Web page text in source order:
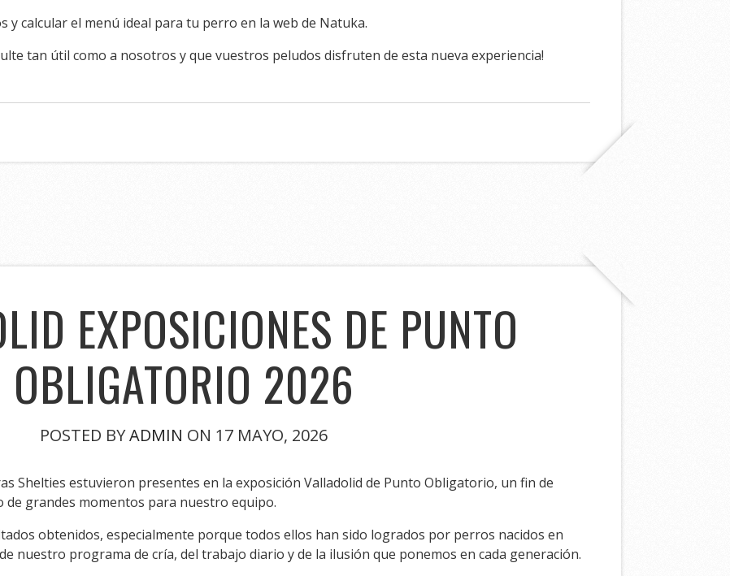
y calcular el menú ideal para tu perro en la web de Natuka.
tan útil como a nosotros y que vuestros peludos disfruten de esta nueva experiencia!
EXPOSICIONES DE PUNTO
OBLIGATORIO 2026
POSTED BYADMIN ON 17 MAYO, 2026
Shelties estuvieron presentes en la exposición Valladolid de Punto Obligatorio, un fin de
grandes momentos para nuestro equipo.
obtenidos, especialmente porque todos ellos han sido logrados por perros nacidos en
nuestro programa de cría, del trabajo diario y de la ilusión que ponemos en cada generación.